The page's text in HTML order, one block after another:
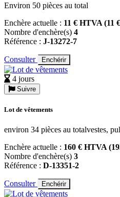
Environ 50 pièces au total
Enchère actuelle : 11 € HTVA (11
Nombre d'enchère(s) 4
Référence : J-13272-7
Consulter Enchérir
4 jours
Suivre
Lot de vêtements
environ 34 pièces au totalvestes,
Enchère actuelle : 160 € HTVA
Nombre d'enchère(s) 3
Référence : D-13351-2
Consulter Enchérir